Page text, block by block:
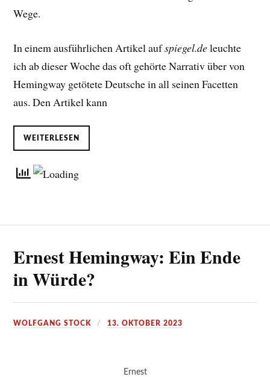
Wege.
In einem ausführlichen Artikel aufspiegel.deleuchte
ich ab dieser Woche das oft gehörte Narrativ über von
Hemingway getötete Deutsche in all seinen Facetten
aus. Den Artikel kann
WEITERLESEN
Ernest Hemingway: Ein Ende
in Würde?
WOLFGANG STOCK 13. OKTOBER 2023
Ernest